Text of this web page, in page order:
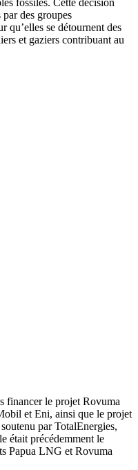
par des groupes
qu’elles se détournent des
et gaziers contribuant au
financer le projet Rovuma
et Eni, ainsi que le projet
par TotalEnergies,
était précédemment le
Papua LNG et Rovuma